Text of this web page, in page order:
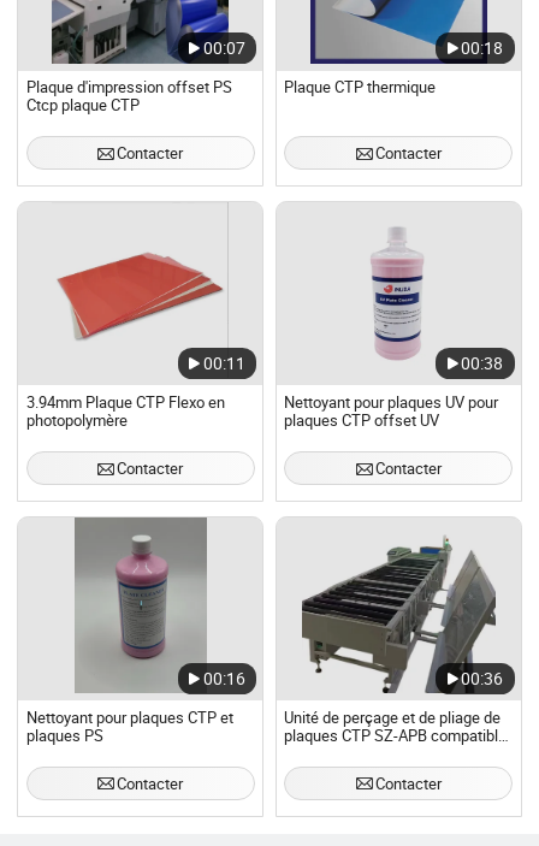
00:07
Plaque d'impression offset PS
Ctcp plaque CTP
Contacter
00:18
Plaque CTP thermique
Contacter
00:11
3.94mm Plaque CTP Flexo en
photopolymère
Contacter
00:38
Nettoyant pour plaques UV pour
plaques CTP offset UV
Contacter
00:16
Nettoyant pour plaques CTP et
plaques PS
Contacter
00:36
Unité de perçage et de pliage de
plaques CTP SZ-APB compatible
Contacter